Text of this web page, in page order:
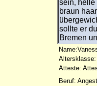
sein, helle
braun
sollte er
Bremen
Altersklasse:
Atteste:
Beruf: